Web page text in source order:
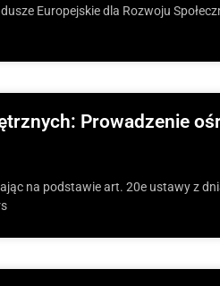
Europejskie dla Rozwoju
Prowadzenie
na podstawie art. 20e ustawy z